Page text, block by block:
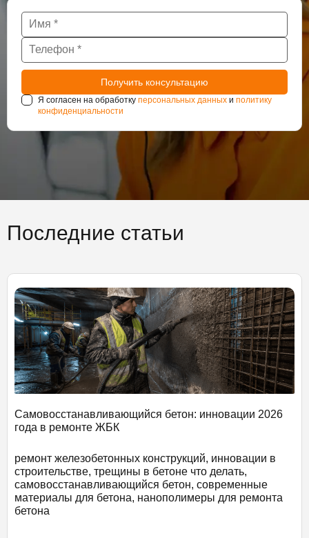
Я согласен на обработку персональных данных и политику
конфиденциальности
Последние статьи
Самовосстанавливающийся бетон: инновации 2026
года в ремонте ЖБК
ремонт железобетонных конструкций, инновации в
строительстве, трещины в бетоне что делать,
самовосстанавливающийся бетон, современные
материалы для бетона, нанополимеры для ремонта
бетона